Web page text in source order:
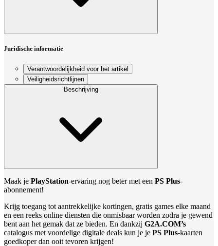
Juridische informatie
Verantwoordelijkheid voor het artikel
Veiligheidsrichtlijnen
Beschrijving
Maak je PlayStation-ervaring nog beter met een PS Plus-
abonnement!
Krijg toegang tot aantrekkelijke kortingen, gratis games elke maand
en een reeks online diensten die onmisbaar worden zodra je gewend
bent aan het gemak dat ze bieden. En dankzij G2A.COM’s
catalogus met voordelige digitale deals kun je je PS Plus-kaarten
goedkoper dan ooit tevoren krijgen!